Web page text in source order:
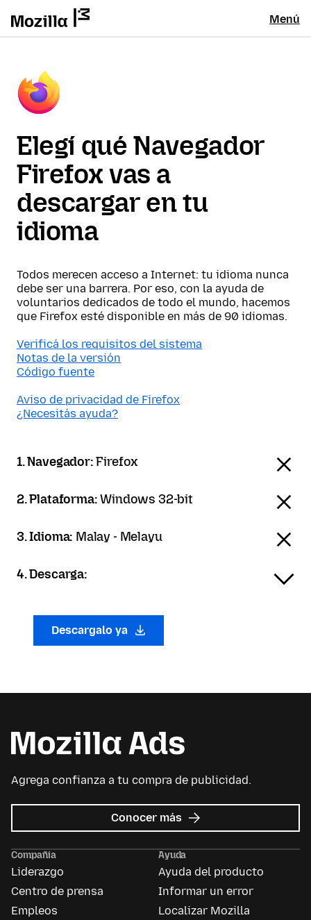
Menú
Elegí qué Navegador
Firefox vas a
descargar en tu
idioma
Todos merecen acceso a Internet: tu idioma nunca
debe ser una barrera. Por eso, con la ayuda de
voluntarios dedicados de todo el mundo, hacemos
que Firefox esté disponible en más de 90 idiomas.
Verificá los requisitos del sistema
Notas de la versión
Código fuente
Aviso de privacidad de Firefox
¿Necesitás ayuda?
1. Navegador:Firefox
2. Plataforma:Windows 32-bit
3. Idioma: Malay - Melayu
4. Descarga:
Descargalo ya
Agrega confianza a tu compra de publicidad.
Conocer más sobre
Mozilla
Compañía
Liderazgo
Centro de prensa
Empleos
Ayuda
Ayuda del producto
Informar un error
Localizar Mozilla